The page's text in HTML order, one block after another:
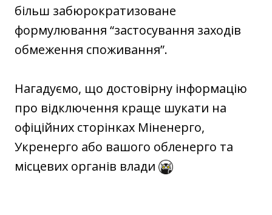
більш забюрократизоване
формулювання “застосування заходів
обмеження споживання”.
Нагадуємо, що достовірну інформацію
про відключення краще шукати на
офіційних сторінках Міненерго,
Укренерго або вашого обленерго та
місцевих органів влади